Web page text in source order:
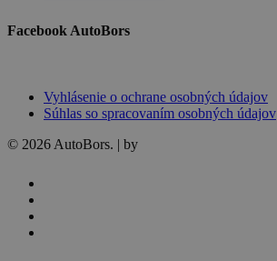
Facebook AutoBors
Vyhlásenie o ochrane osobných údajov
Súhlas so spracovaním osobných údajov
© 2026 AutoBors. | by